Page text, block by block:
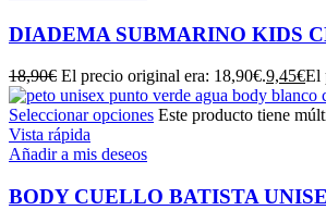
DIADEMA SUBMARINO KIDS
18,90€ El precio original era: 18,90€.9,45€El
Seleccionar opciones Este producto tiene
Vista rápida
Añadir a mis deseos
BODY CUELLO BATISTA